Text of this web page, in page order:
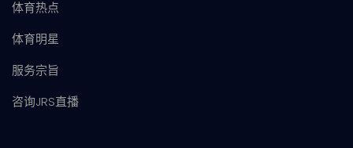
体育热点
体育明星
服务宗旨
咨询JRS直播